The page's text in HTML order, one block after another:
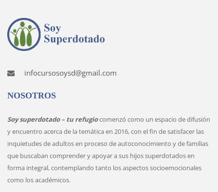
infocursosoysd@gmail.com
NOSOTROS
Soy superdotado – tu refugiocomenzó como un espacio de difusión
y encuentro acerca de la temática en 2016, con el fin de satisfacer las
inquietudes de adultos en proceso de autoconocimiento y de familias
que buscaban comprender y apoyar a sus hijos superdotados en
forma integral, contemplando tanto los aspectos socioemocionales
como los académicos.